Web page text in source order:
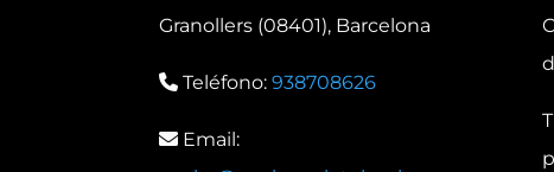
Granollers (08401), Barcelona
Teléfono: 938708626
Email: